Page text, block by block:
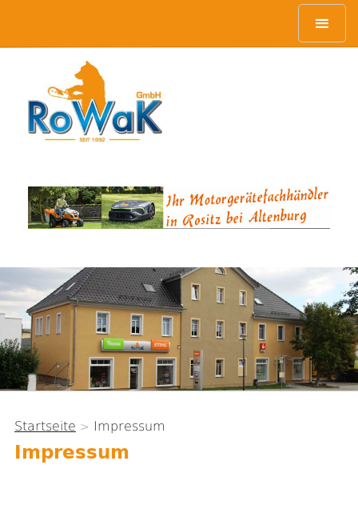
sind
Startseite > Impressum
Impressum